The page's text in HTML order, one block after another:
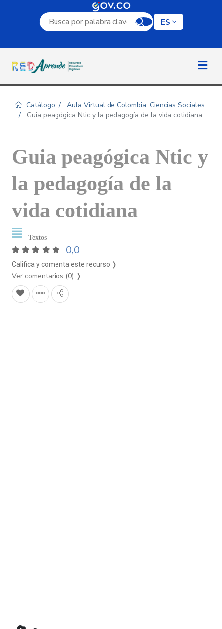
Campo de búsqueda por palabra clave
ES
Catálogo
Aula Virtual de Colombia: Ciencias Sociales
Guia peagógica Ntic y la pedagogía de la vida cotidiana
Guia peagógica Ntic y
la pedagogía de la
vida cotidiana
Textos
0,0
Califica y comenta este recurso ❭
Ver comentarios (0) ❭